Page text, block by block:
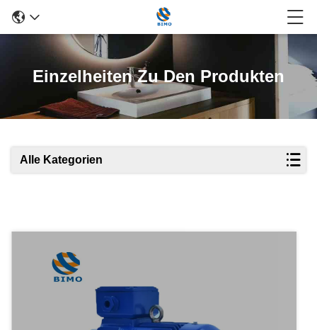
Einzelheiten Zu Den Produkten
Alle Kategorien